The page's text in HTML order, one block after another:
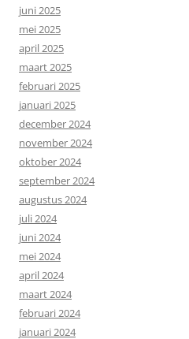
juni 2025
mei 2025
april 2025
maart 2025
februari 2025
januari 2025
december 2024
november 2024
oktober 2024
september 2024
augustus 2024
juli 2024
juni 2024
mei 2024
april 2024
maart 2024
februari 2024
januari 2024